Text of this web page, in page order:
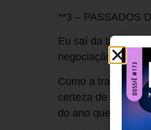
**3 – PASSADOS
Eu saí da
negociação boa
Como a transação
certeza de que o
do ano quero